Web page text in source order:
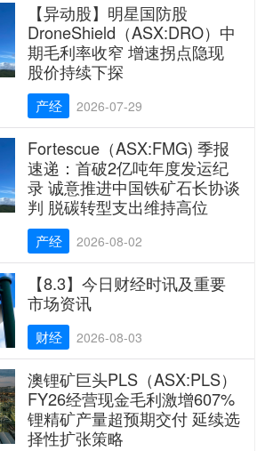
【异动股】明星国防股
DroneShield（ASX:DRO）中
期毛利率收窄 增速拐点隐现
股价持续下探
产经 2026-07-29
Fortescue（ASX:FMG) 季报
速递：首破2亿吨年度发运纪
录 诚意推进中国铁矿石长协谈
判 脱碳转型支出维持高位
产经 2026-08-02
【8.3】今日财经时讯及重要
市场资讯
财经 2026-08-03
澳锂矿巨头PLS（ASX:PLS）
FY26经营现金毛利激增607%
锂精矿产量超预期交付 延续选
择性扩张策略